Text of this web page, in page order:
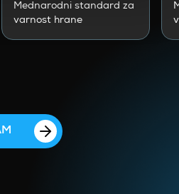
Mednarodni standard za
varnost hrane